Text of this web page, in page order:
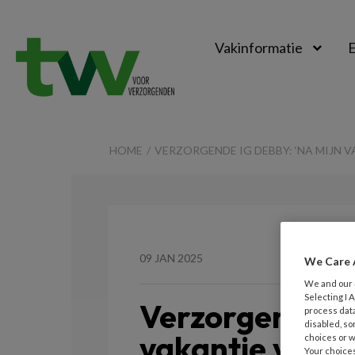
Vakinformatie
HOME VERZORGENDE IG DEBBY: ‘NA MIJN
09 JAN 2025
Verzorgende
We Care
We and our
Selecting I
process
disabled,
choices or
Your